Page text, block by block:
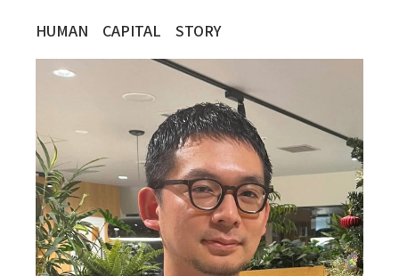
HUMAN CAPITAL STORY